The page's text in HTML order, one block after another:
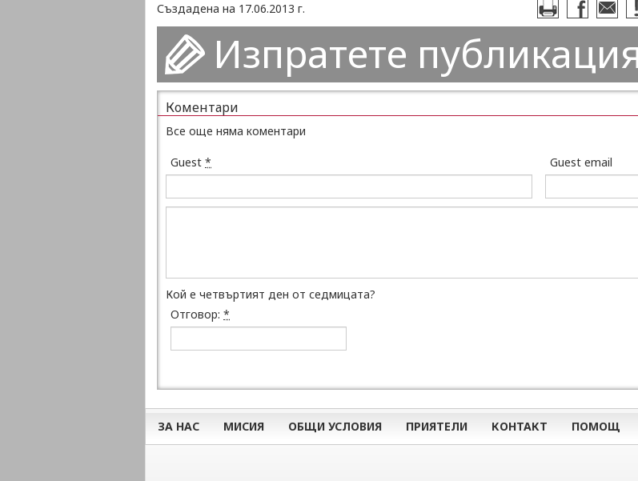
Създадена на 17.06.2013 г.
Изпратете
Коментари
Все още няма коментари
Guest * Guest email
Кой е четвъртият ден от седмицата?
Отговор: *
ЗА НАС МИСИЯ ОБЩИ УСЛОВИЯ ПРИЯТЕЛИ КОНТАКТ ПОМОЩ